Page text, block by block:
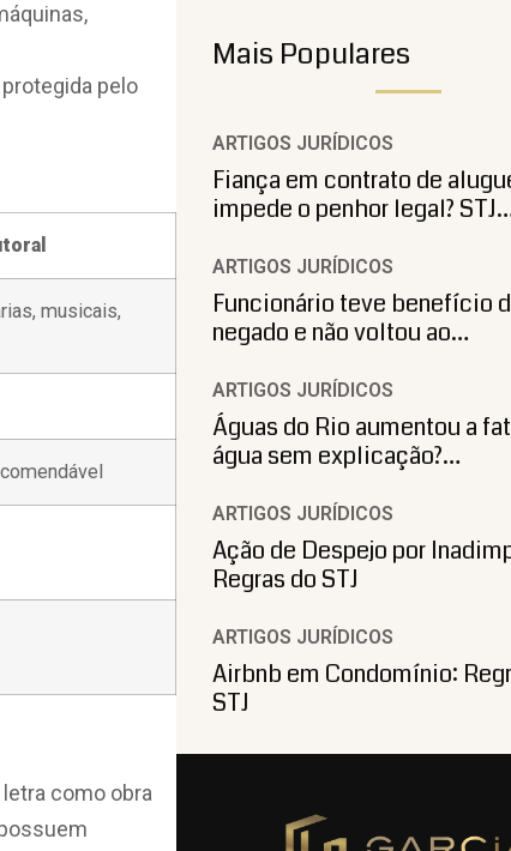
protegida pelo
musicais,
como obra
Mais Populares
ARTIGOS JURÍDICOS
Fiança em contrato de
impede o penhor legal?
ARTIGOS JURÍDICOS
Funcionário teve benefício
negado e não voltou ao…
ARTIGOS JURÍDICOS
Águas do Rio aumentou a
água sem explicação?…
ARTIGOS JURÍDICOS
Ação de Despejo por
Regras do STJ
ARTIGOS JURÍDICOS
Airbnb em Condomínio:
STJ